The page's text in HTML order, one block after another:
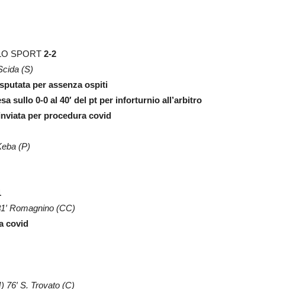
SPORT 2-2
(S)
per assenza ospiti
sullo 0-0 al 40′ del pt per inforturnio all’arbitro
per procedura covid
(P)
Romagnino (CC)
covid
76′ S. Trovato (C)